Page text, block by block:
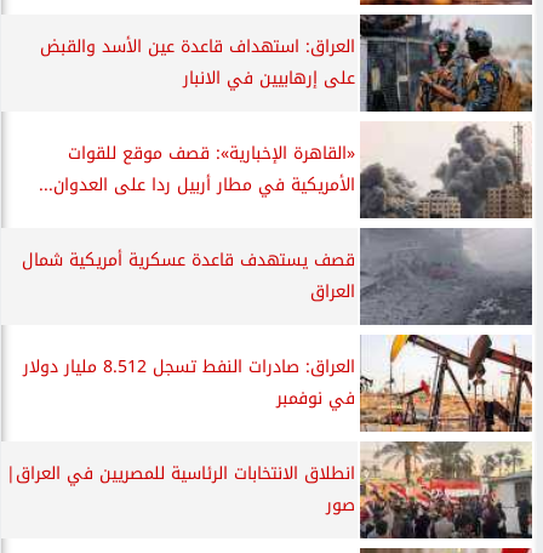
العراق: استهداف قاعدة عين الأسد والقبض
على إرهابيين في الانبار
«القاهرة الإخبارية»: قصف موقع للقوات
الأمريكية في مطار أربيل ردا على العدوان...
قصف يستهدف قاعدة عسكرية أمريكية شمال
العراق
العراق: صادرات النفط تسجل 8.512 مليار دولار
في نوفمبر
انطلاق الانتخابات الرئاسية للمصريين في العراق|
صور